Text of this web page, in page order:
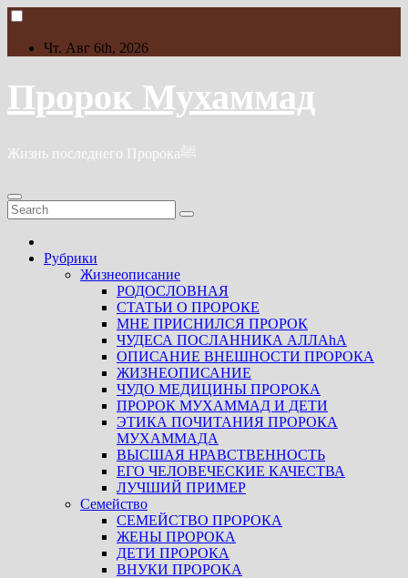
Skip
contentЧт. Авг 6th, 2026
Пророк Мухаммад
Жизнь последнего Пророкаﷺ
Рубрики
Жизнеописание
РОДОСЛОВНАЯ
СТАТЬИ О ПРОРОКЕ
МНЕ ПРИСНИЛСЯ ПРОРОК
ЧУДЕСА ПОСЛАННИКА АЛЛАhА
ОПИСАНИЕ ВНЕШНОСТИ ПРОРОКА
ЖИЗНЕОПИСАНИЕ
ЧУДО МЕДИЦИНЫ ПРОРОКА
ПРОРОК МУХАММАД И ДЕТИ
ЭТИКА ПОЧИТАНИЯ ПРОРОКА
МУХАММАДА
ВЫСШАЯ НРАВСТВЕННОСТЬ
ЕГО ЧЕЛОВЕЧЕСКИЕ КАЧЕСТВА
ЛУЧШИЙ ПРИМЕР
Семейство
СЕМЕЙСТВО ПРОРОКА
ЖЕНЫ ПРОРОКА
ДЕТИ ПРОРОКА
ВНУКИ ПРОРОКА